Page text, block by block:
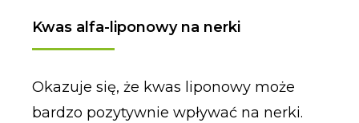
Kwas alfa-liponowy na nerki
Okazuje się, że kwas liponowy może
bardzo pozytywnie wpływać na nerki.